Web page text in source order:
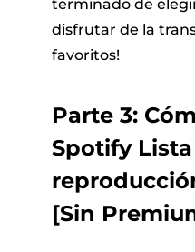
terminado de
disfrutar de la
favoritos!
Parte 3:
Spotify
[Sin